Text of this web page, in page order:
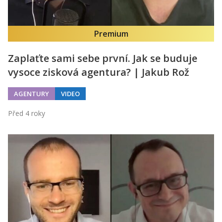
Premium
Zaplaťte sami sebe první. Jak se buduje
vysoce zisková agentura? | Jakub Rož
AGENTURY VIDEO
Před 4 roky